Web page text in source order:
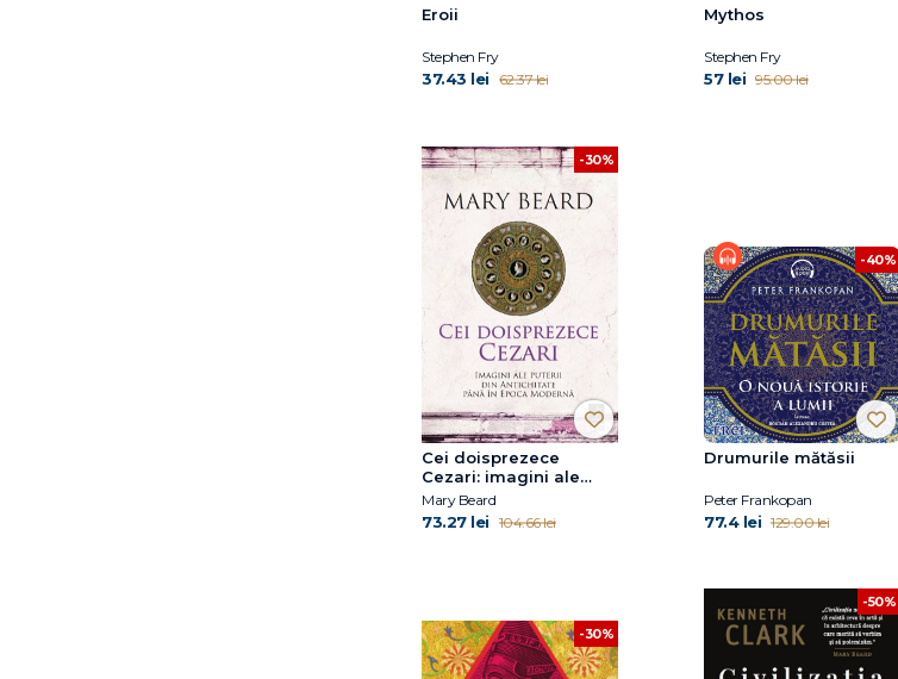
Eroii
Stephen Fry
37.43 lei 62.37 lei
Mythos
Stephen Fry
57 lei 95.00 lei
-30%
Cei doisprezece
Cezari: imagini ale
puterii din Antichitate
până în Epoca
Modernă
Mary Beard
73.27 lei 104.66 lei
-40%
Drumurile mătăsii
Peter Frankopan
77.4 lei 129.00 lei
-30%
-50%